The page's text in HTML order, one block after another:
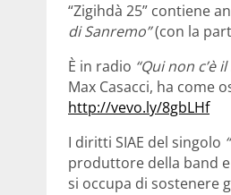
“Zigihdà 25” contiene
di Sanremo”(con la
È in radio “Qui non c’è
Max Casacci, ha come
http://vevo.ly/8gbLHf
I diritti SIAE del singolo
produttore della band
si occupa di sostenere